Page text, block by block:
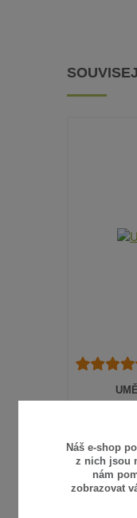
Náš e-shop
z nich jsou
nám
zobrazovat